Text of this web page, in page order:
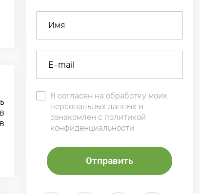
Я согласен на обработку моих
персональных данных и
ознакомлен с политикой
конфиденциальности